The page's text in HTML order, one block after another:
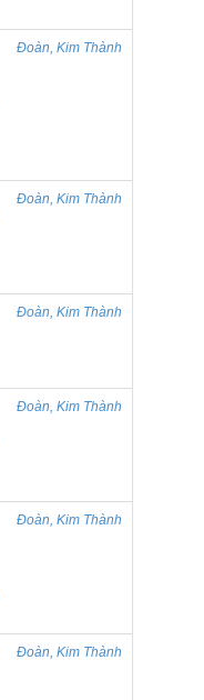
Đoàn, Kim Thành
Đoàn, Kim Thành
Đoàn, Kim Thành
Đoàn, Kim Thành
Đoàn, Kim Thành
Đoàn, Kim Thành